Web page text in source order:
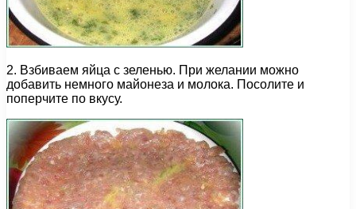
2. Взбиваем яйца с зеленью. При желании можно
добавить немного майонеза и молока. Посолите и
поперчите по вкусу.